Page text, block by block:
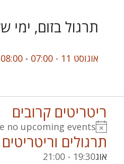
תרגול בזום, ימי
אוגוסט 11 - 07:00 -
08:00
ריטריטים קרובים
Notice
no upcoming events.
תרגולים
אוג19:30
-
21:00